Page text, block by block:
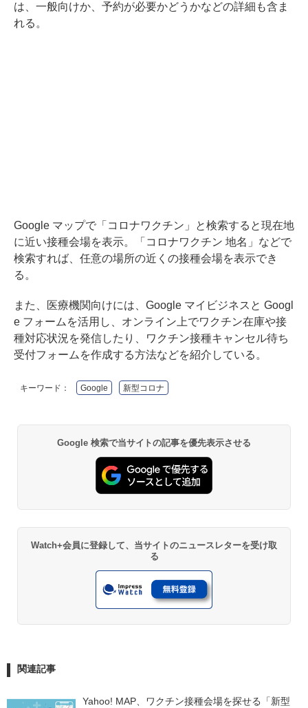
は、一般向けか、予約が必要かどうかなどの詳細も含ま
れる。
Google マップで「コロナワクチン」と検索すると現在地
に近い接種会場を表示。「コロナワクチン 地名」などで
検索すれば、任意の場所の近くの接種会場を表示でき
る。
また、医療機関向けには、Google マイビジネスと Googl
e フォームを活用し、オンライン上でワクチン在庫や接
種対応状況を発信したり、ワクチン接種キャンセル待ち
受付フォームを作成する方法などを紹介している。
キーワード： Google 新型コロナ
Google 検索で当サイトの記事を優先表示させる
Watch+会員に登録して、当サイトのニュースレターを受け取
る
関連記事
Yahoo! MAP、ワクチン接種会場を探せる「新型